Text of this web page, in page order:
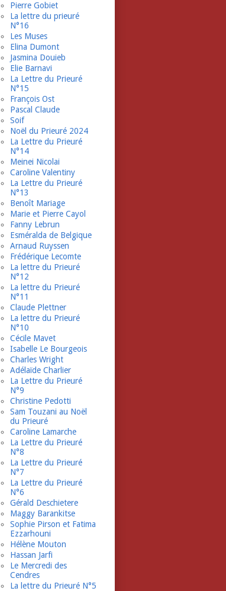
Pierre Gobiet
La lettre du prieuré
N°16
Les Muses
Elina Dumont
Jasmina Douieb
Elie Barnavi
La Lettre du Prieuré
N°15
François Ost
Pascal Claude
Soif
Noël du Prieuré 2024
La Lettre du Prieuré
N°14
Meinei Nicolai
Caroline Valentiny
La Lettre du Prieuré
N°13
Benoît Mariage
Marie et Pierre Cayol
Fanny Lebrun
Esméralda de Belgique
Arnaud Ruyssen
Frédérique Lecomte
La lettre du Prieuré
N°12
La lettre du Prieuré
N°11
Claude Plettner
La lettre du Prieuré
N°10
Cécile Mavet
Isabelle Le Bourgeois
Charles Wright
Adélaïde Charlier
La Lettre du Prieuré
N°9
Christine Pedotti
Sam Touzani au Noël
du Prieuré
Caroline Lamarche
La Lettre du Prieuré
N°8
La Lettre du Prieuré
N°7
La Lettre du Prieuré
N°6
Gérald Deschietere
Maggy Barankitse
Sophie Pirson et Fatima
Ezzarhouni
Hélène Mouton
Hassan Jarfi
Le Mercredi des
Cendres
La lettre du Prieuré N°5